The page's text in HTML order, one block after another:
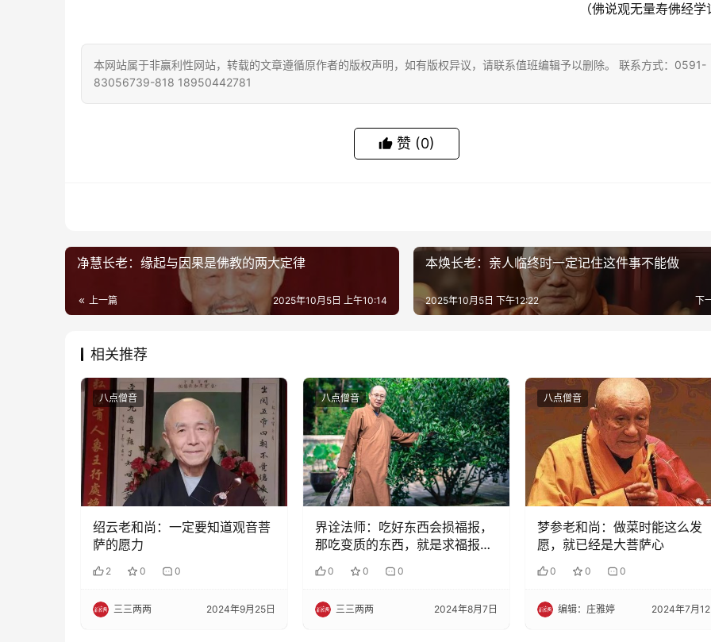
（佛说观无量寿佛经学
本网站属于非赢利性网站，转载的文章遵循原作者的版权声明，如有版权异议，请联系值班编辑予以删除。 联系方式：0591-
83056739-818 18950442781
赞 (0)
净慧长老：缘起与因果是佛教的两大定律
上一篇 2025年10月5日 上午10:14
本焕长老：亲人临终时一定记住这件事不能做
下
2025年10月5日 下午12:22
相关推荐
八点僧音
绍云老和尚：一定要知道观音菩
萨的愿力
2 0 0
三三两两 2024年9月25日
八点僧音
界诠法师：吃好东西会损福报，
那吃变质的东西，就是求福报
了？
0 0 0
三三两两 2024年8月7日
八点僧音
梦参老和尚：做菜时能这么发
愿，就已经是大菩萨心
0 0 0
编辑：庄雅婷 2024年7月